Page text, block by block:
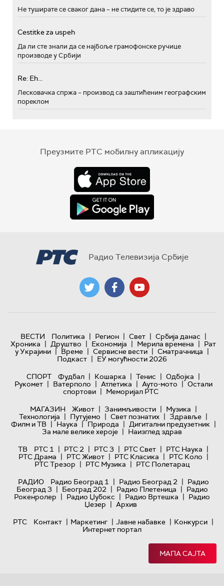
Не туширате се сваког дана – не стидите се, то је здраво
Cestitke za uspeh
Да ли сте знали да се најбоље грамофонске ручице
производе у Србији
Re: Eh...
Лесковачка спржа – производ са заштићеним географским
пореклом
Преузмите РТС мобилну апликацију
Радио Телевизија Србије
ВЕСТИ Политика | Регион | Свет | Србија данас |
Хроника | Друштво | Економија | Мерила времена | Рат
у Украјини | Време | Сервисне вести | Сматрачница |
Подкаст | ЕУ могућности 2026
СПОРТ
Фудбал | Кошарка | Тенис | Одбојка |
Рукомет | Ватерполо | Атлетика | Ауто-мото | Остали
спортови | Меморијал РТС
МАГАЗИН
Живот | Занимљивости | Музика |
Технологијa | Путујемо | Свет познатих | Здравље |
Филм и ТВ | Наука | Природа | Дигитални предузетник |
За мале велике хероје | Наизглед здрав
ТВ
РТС 1 | РТС 2 | РТС 3 | РТС Свет | РТС Наука |
РТС Драма | РТС Живот | РТС Класика | РТС Коло |
РТС Трезор | РТС Музика | РТС Полетарац
РАДИО
Радио Београд 1 | Радио Београд 2 | Радио
Београд 3 | Београд 202 | Радио Плетеница | Радио
Рокенролер | Радио Џубокс | Радио Вртешка | Радио
Џезер | Архив
РТС
Контакт | Маркетинг | Јавне набавке | Конкурси |
Интернет портал
МАПА САЈТА